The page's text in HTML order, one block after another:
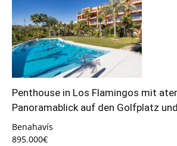
Penthouse in Los Flamingos mit
Panoramablick auf den Golfplatz
Benahavís
895.000€